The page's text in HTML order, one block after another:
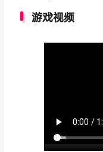
游戏视频